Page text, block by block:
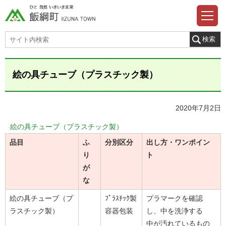
絵の具チューブ（プラスチック製）
2020年7月2日
絵の具チューブ（プラスチック製）
品目
ふ
り
が
な
分別区分
出し方・ワンポイン
ト
絵の具チューブ（プ
ラスチック製）
ﾌﾟﾗｽﾁｯｸ製
容器包装
プラマークを確認
し、中を洗浄する
中が汚れているもの